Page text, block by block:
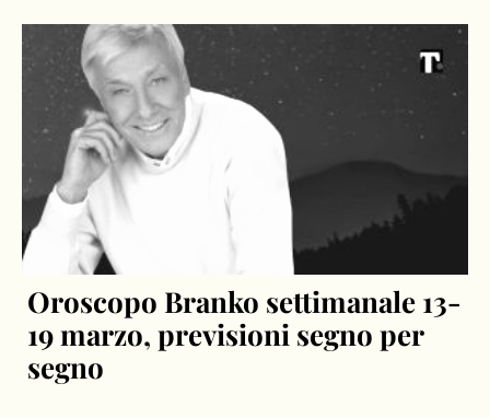
Oroscopo Branko settimanale 13-
19 marzo, previsioni segno per
segno